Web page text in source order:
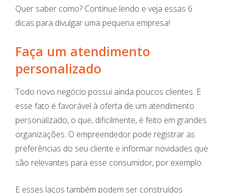
Quer saber como? Continue lendo e veja essas 6
dicas para divulgar uma pequena empresa!
Faça um atendimento
personalizado
Todo novo negócio possui ainda poucos clientes. E
esse fato é favorável à oferta de um atendimento
personalizado, o que, dificilmente, é feito em grandes
organizações. O empreendedor pode registrar as
preferências do seu cliente e informar novidades que
são relevantes para esse consumidor, por exemplo.
E esses laços também podem ser construídos